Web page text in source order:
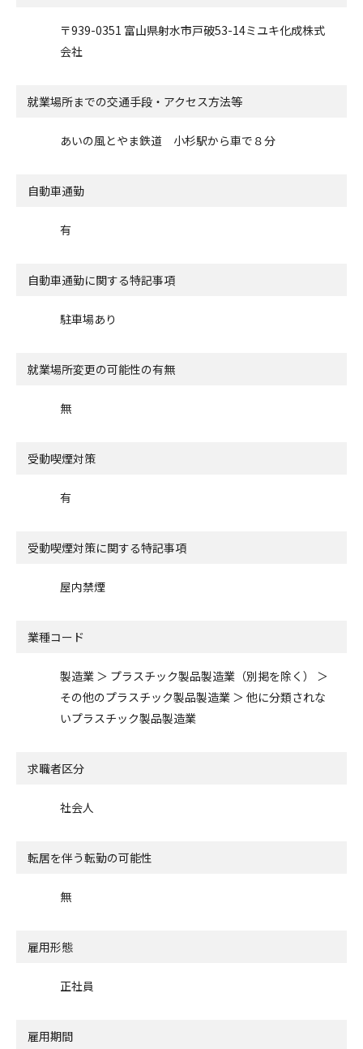
〒939-0351 富山県射水市戸破53-14ミユキ化成株式
会社
就業場所までの交通手段・アクセス方法等
あいの風とやま鉄道 小杉駅から車で８分
自動車通勤
有
自動車通勤に関する特記事項
駐車場あり
就業場所変更の可能性の有無
無
受動喫煙対策
有
受動喫煙対策に関する特記事項
屋内禁煙
業種コード
製造業 ＞ プラスチック製品製造業（別掲を除く） ＞
その他のプラスチック製品製造業 ＞ 他に分類されな
いプラスチック製品製造業
求職者区分
社会人
転居を伴う転勤の可能性
無
雇用形態
正社員
雇用期間